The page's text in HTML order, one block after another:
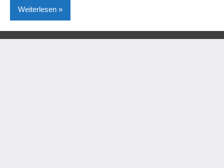
Weiterlesen
Gesellschaft/Politik